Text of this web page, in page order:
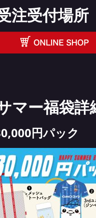
注受付場所
マー福袋詳
円パック